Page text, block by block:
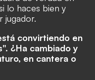
lo haces bien y
jugador.
convirtiendo en
¿Ha cambiado y
en cantera o